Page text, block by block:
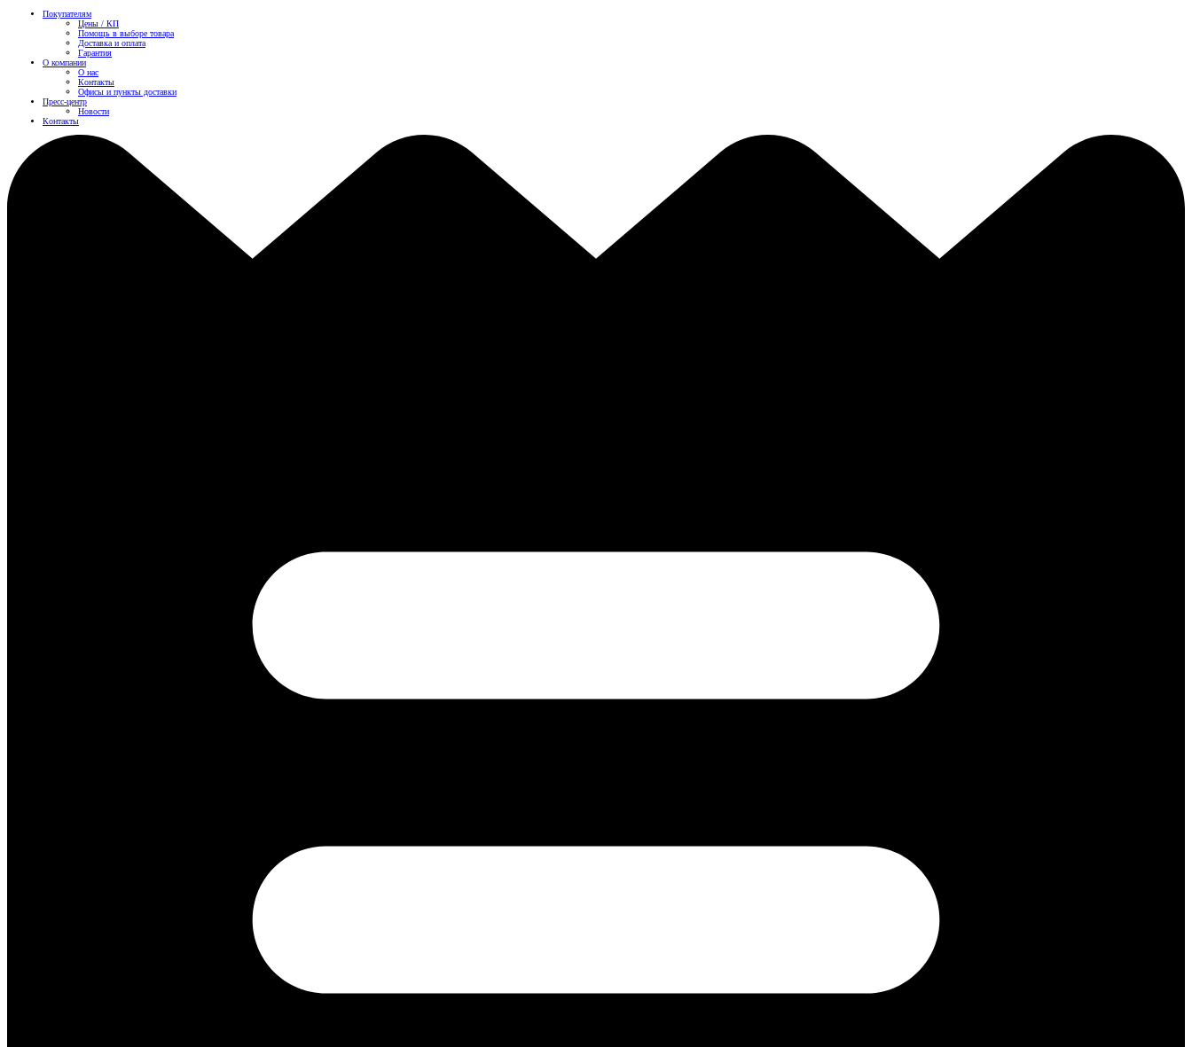
Покупателям
Цены / КП
Помощь в выборе товара
Доставка и оплата
Гарантия
О компании
О нас
Контакты
Офисы и пункты доставки
Пресс-центр
Новости
Контакты